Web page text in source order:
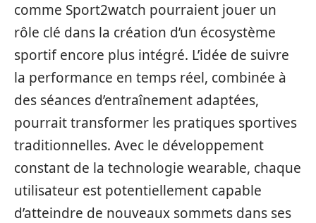
comme Sport2watch pourraient jouer un
rôle clé dans la création d’un écosystème
sportif encore plus intégré. L’idée de suivre
la performance en temps réel, combinée à
des séances d’entraînement adaptées,
pourrait transformer les pratiques sportives
traditionnelles. Avec le développement
constant de la technologie wearable, chaque
utilisateur est potentiellement capable
d’atteindre de nouveaux sommets dans ses